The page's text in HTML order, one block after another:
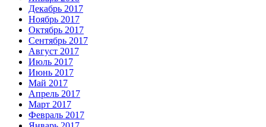
Декабрь 2017
Ноябрь 2017
Октябрь 2017
Сентябрь 2017
Август 2017
Июль 2017
Июнь 2017
Май 2017
Апрель 2017
Март 2017
Февраль 2017